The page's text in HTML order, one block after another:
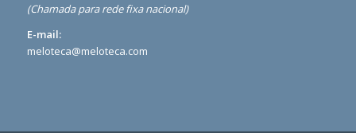
(Chamada para rede fixa nacional)
E-mail:
meloteca@meloteca.com